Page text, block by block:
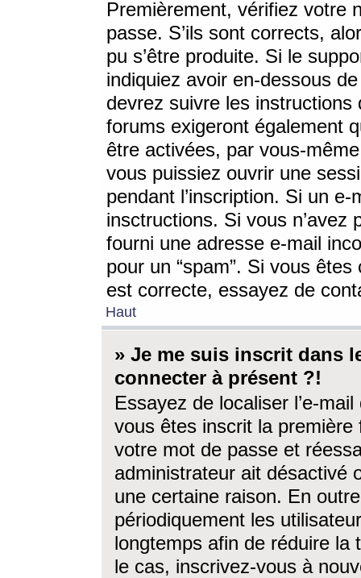
Premièrement, vérifiez votre
passe. S’ils sont corrects,
pu s’être produite. Si le
indiquiez avoir en-dessous
devrez suivre les
forums exigeront également
être activées, par vous-
vous puissiez ouvrir une
pendant l’inscription. Si un
insctructions. Si vous n’avez
fourni une adresse e-mail
pour un “spam”. Si vous
est correcte, essayez de
Haut
» Je me suis inscrit dans
connecter à présent ?!
Essayez de localiser l’e-
vous êtes inscrit la première
votre mot de passe et
administrateur ait désactivé
une certaine raison. En
périodiquement les
longtemps afin de réduire la
le cas, inscrivez-vous à